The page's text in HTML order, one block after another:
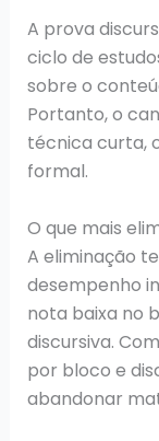
A prova
ciclo de
sobre o
Portanto, o
técnica curta,
formal.
O que mais
A eliminação
desempenho
nota baixa no
discursiva.
por bloco e
abandonar